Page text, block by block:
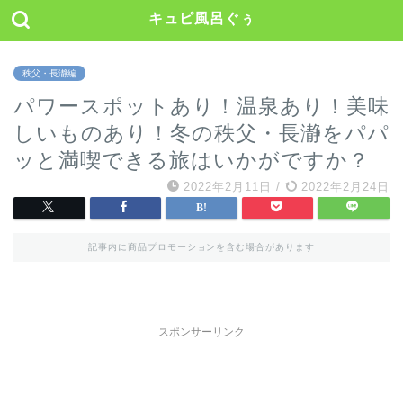
キュピ風呂ぐぅ
秩父・長瀞編
パワースポットあり！温泉あり！美味
しいものあり！冬の秩父・長瀞をパパ
ッと満喫できる旅はいかがですか？
2022年2月11日 / 2022年2月24日
記事内に商品プロモーションを含む場合があります
スポンサーリンク